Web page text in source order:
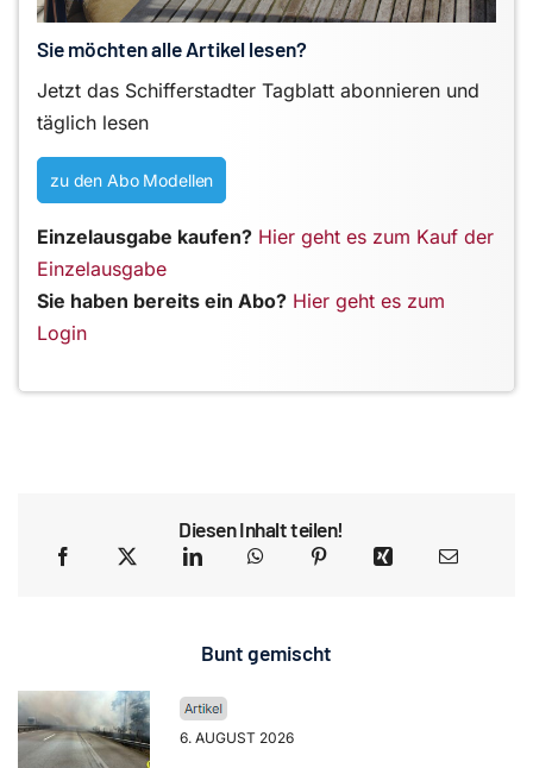
Sie möchten alle Artikel lesen?
Jetzt das Schifferstadter Tagblatt abonnieren und
täglich lesen
zu den Abo Modellen
Einzelausgabe kaufen? Hier geht es zum Kauf der
Einzelausgabe
Sie haben bereits ein Abo? Hier geht es zum
Login
Diesen Inhalt teilen!
Bunt gemischt
6. AUGUST 2026